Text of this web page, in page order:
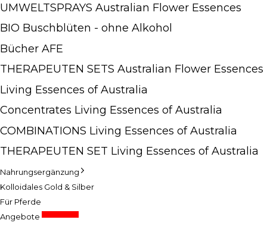
UMWELTSPRAYS Australian Flower Essences
BIO Buschblüten - ohne Alkohol
Bücher AFE
THERAPEUTEN SETS Australian Flower Essences
Living Essences of Australia
Concentrates Living Essences of Australia
COMBINATIONS Living Essences of Australia
THERAPEUTEN SET Living Essences of Australia
Nahrungsergänzung
Kolloidales Gold & Silber
Für Pferde
Angebote